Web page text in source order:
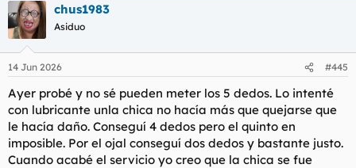
chus1983
Asiduo
14 Jun 2026 #445
Ayer probé y no sé pueden meter los 5 dedos. Lo intenté
con lubricante unla chica no hacía más que quejarse que
le hacía daño. Conseguí 4 dedos pero el quinto en
imposible. Por el ojal conseguí dos dedos y bastante justo.
Cuando acabé el servicio yo creo que la chica se fue